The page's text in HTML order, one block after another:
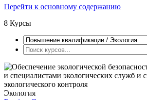
Перейти к основному содержанию
8 Курсы
Экология